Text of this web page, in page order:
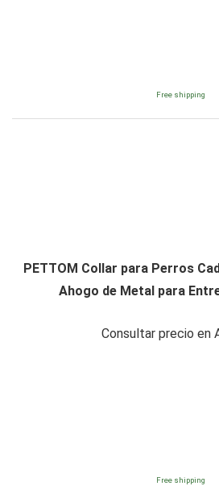
Free shipping
PETTOM Collar para Perros
Ahogo de Metal para
Consultar precio en
Free shipping